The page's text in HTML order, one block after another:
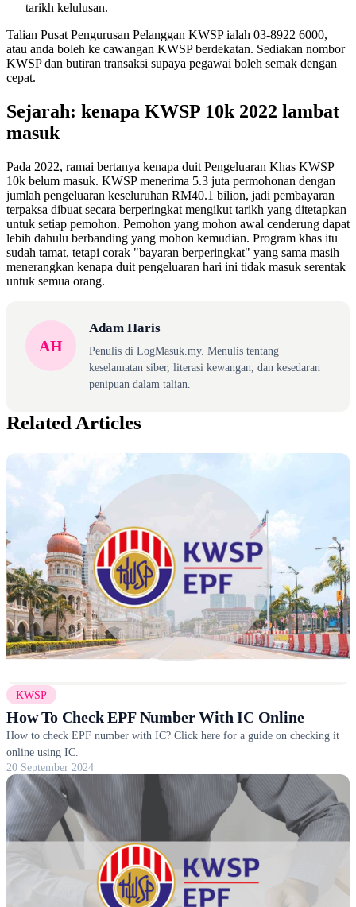
tarikh kelulusan.
Talian Pusat Pengurusan Pelanggan KWSP ialah 03-8922 6000,
atau anda boleh ke cawangan KWSP berdekatan. Sediakan nombor
KWSP dan butiran transaksi supaya pegawai boleh semak dengan
cepat.
Sejarah: kenapa KWSP 10k 2022 lambat
masuk
Pada 2022, ramai bertanya kenapa duit Pengeluaran Khas KWSP
10k belum masuk. KWSP menerima 5.3 juta permohonan dengan
jumlah pengeluaran keseluruhan RM40.1 bilion, jadi pembayaran
terpaksa dibuat secara berperingkat mengikut tarikh yang ditetapkan
untuk setiap pemohon. Pemohon yang mohon awal cenderung dapat
lebih dahulu berbanding yang mohon kemudian. Program khas itu
sudah tamat, tetapi corak "bayaran berperingkat" yang sama masih
menerangkan kenapa duit pengeluaran hari ini tidak masuk serentak
untuk semua orang.
AH
Adam Haris
Penulis di LogMasuk.my. Menulis tentang
keselamatan siber, literasi kewangan, dan kesedaran
penipuan dalam talian.
Related Articles
KWSP
How To Check EPF Number With IC Online
How to check EPF number with IC? Click here for a guide on checking it
online using IC.
20 September 2024